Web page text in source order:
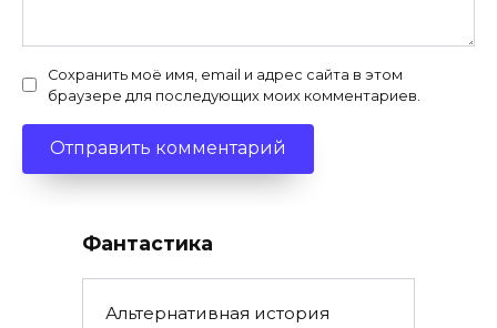
Сохранить моё имя, email и адрес сайта в этом
браузере для последующих моих комментариев.
Фантастика
Альтернативная история